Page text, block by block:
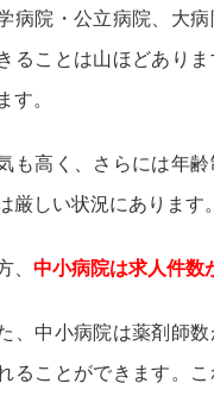
病院・公立病院、大
ることは山ほどあり
す。
も高く、さらには年
厳しい状況にあります。
、 中小病院は求人件数
、中小病院は薬剤師
ることができます。